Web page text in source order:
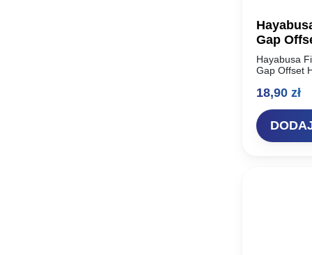
Gap
Hayabusa
Gap Offset
była
18,90 zł